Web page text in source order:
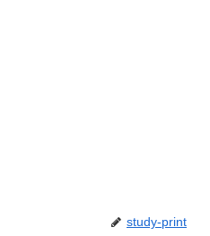
study-print